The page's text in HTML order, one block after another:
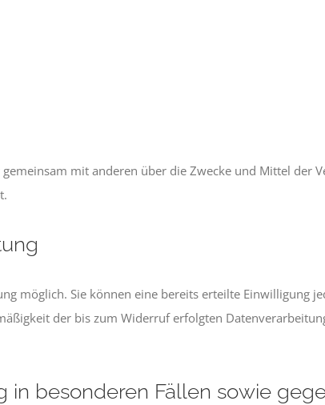
mit anderen über die Zwecke und Mittel der
möglich. Sie können eine bereits erteilte Einwilligung
der bis zum Widerruf erfolgten
besonderen Fällen sowie